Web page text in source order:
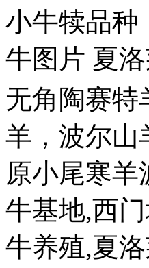
小牛犊品种
牛图片 夏
无角陶赛特
羊，波尔山
原小尾寒羊
牛基地,西
牛养殖,夏